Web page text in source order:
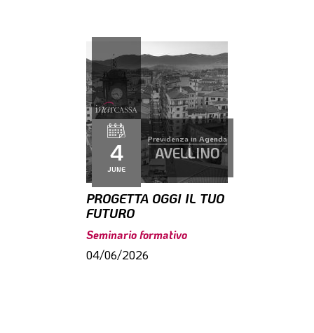
4
JUNE
Previdenza in Agenda
AVELLINO
PROGETTA OGGI IL TUO
FUTURO
Seminario formativo
04/06/2026